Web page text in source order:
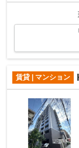
す！迅速に対応致し
賃貸 | マンション